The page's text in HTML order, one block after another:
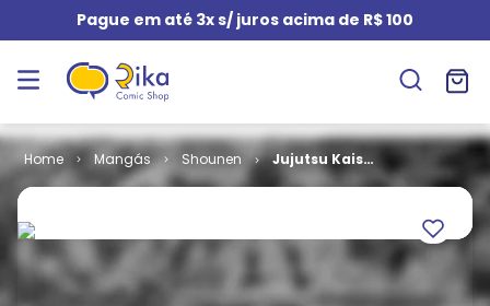
Pague em até 3x s/ juros acima de R$ 100
Mangás Shounen
Jujutsu Kaisen